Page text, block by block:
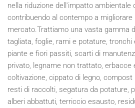
nella riduzione dell'impatto ambientale
contribuendo al contempo a migliorare
mercato.Trattiamo una vasta gamma
tagliata, foglie, rami e potature, tronchi
piante e fiori passiti, scarti di
privato, legname non trattato,
coltivazione, cippato di legno, compost
resti di raccolti, segatura da potature,
alberi abbattuti, terriccio esausto,